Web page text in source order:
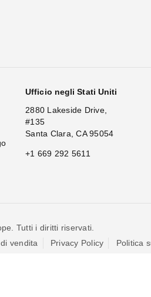
Ufficio negli Stati Uniti
2880 Lakeside Drive,
#135
Santa Clara, CA 95054
+1 669 292 5611
Tutti i diritti riservati.
vendita Privacy Policy Politica